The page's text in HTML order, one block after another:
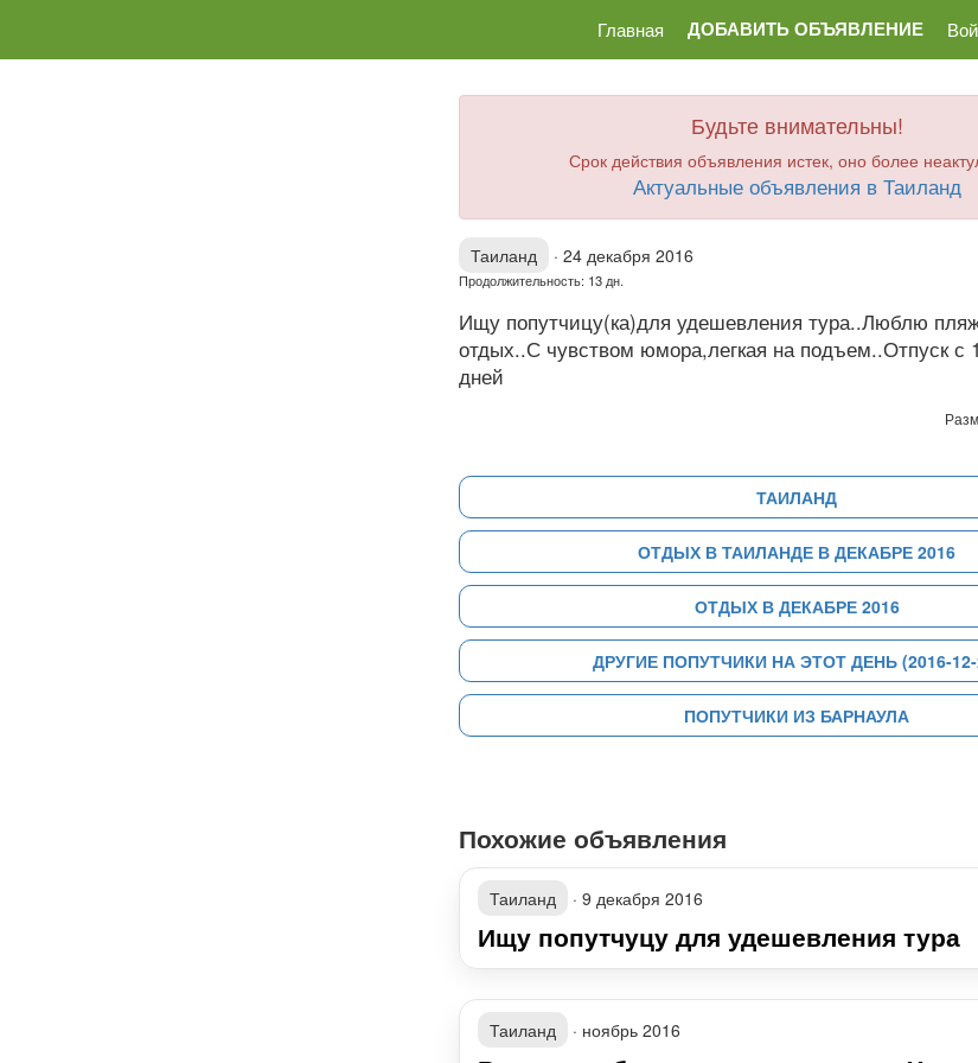
Главная ДОБАВИТЬ ОБЪЯВЛЕНИЕ
Будьте внимательны!
Срок действия объявления истек, оно более
Актуальные объявления в Таиланд
Таиланд · 24 декабря 2016
Продолжительность: 13 дн.
Ищу попутчицу(ка)для удешевления тура..Люблю
отдых..С чувством юмора,легкая на подъем..Отпуск с
дней
ТАИЛАНД
ОТДЫХ В ТАИЛАНДЕ В ДЕКАБРЕ 2016
ОТДЫХ В ДЕКАБРЕ 2016
ДРУГИЕ ПОПУТЧИКИ НА ЭТОТ ДЕНЬ (2016-12-
ПОПУТЧИКИ ИЗ БАРНАУЛА
Похожие объявления
Таиланд · 9 декабря 2016
Ищу попутчуцу для удешевления тура
Таиланд · ноябрь 2016